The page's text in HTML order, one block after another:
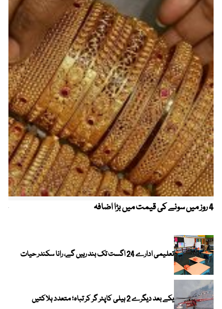
4 روز میں سونے کی قیمت میں بڑا اضافہ
تعلیمی ادارے 24 اگست تک بند رہیں گے، رانا سکندر حیات
یکے بعد دیگرے 2 ہیلی کاپٹر گر کر تباہ؛ متعدد ہلاکتیں